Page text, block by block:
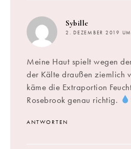
Sybille
2. DEZEMBER 2019
Meine Haut spielt wegen
der Kälte draußen ziemlich
käme die Extraportion
Rosebrook genau richtig.
ANTWORTEN